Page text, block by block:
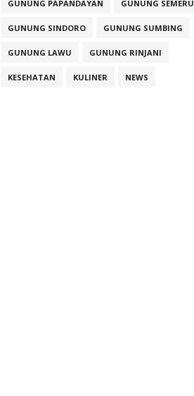
GUNUNG PAPANDAYAN GUNUNG SEMERU
GUNUNG SINDORO GUNUNG SUMBING
GUNUNG LAWU GUNUNG RINJANI
KESEHATAN KULINER NEWS